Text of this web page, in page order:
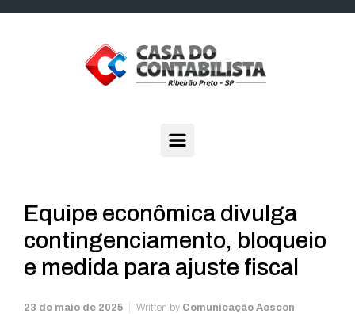
Equipe econômica divulga
contingenciamento, bloqueio
e medida para ajuste fiscal
23 de maio de 2025 Written by Comunicação Aescon